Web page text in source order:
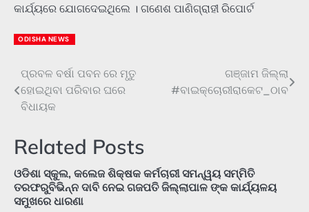
କାର୍ଯ୍ୟରେ ଯୋଗଦେଇଥିଲେ । ଗଣେଶ ପାଣିଗ୍ରାହୀ ରିପୋର୍ଟ
ODISHA NEWS
Post
navigation
ପ୍ରବଳ ବର୍ଷା ପବନ ରେ ମୃତୁ
ହୋଇଥିବା ପରିବାର ଘରେ
ବିଧାୟକ
ଗଞ୍ଜାମ ଜିଲ୍ଲା
#ବାଇକ୍ଚୋରୀରାକେଟ_ଠାବ
Related Posts
ଓଡିଶା ସ୍କୁଲ, କଲେଜ ଶିକ୍ଷକ କର୍ମଚାରୀ ସମନ୍ୱୟ ସମ୍ମିତି
ତରଫରୁବିଭିନ୍ନ ଦାବି ନେଇ ଗଜପତି ଜିଲ୍ଲାପାଳ ଙ୍କ କାର୍ଯ୍ୟଳୟ
ସମୁଖରେ ଧାରଣା